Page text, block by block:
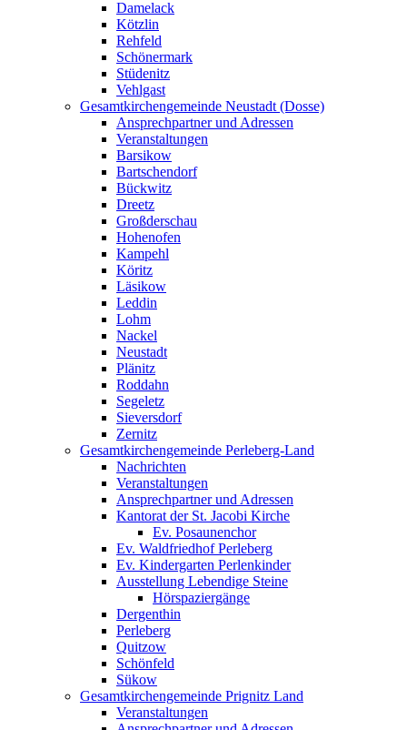
Damelack
Kötzlin
Rehfeld
Schönermark
Stüdenitz
Vehlgast
Gesamtkirchengemeinde Neustadt (Dosse)
Ansprechpartner und Adressen
Veranstaltungen
Barsikow
Bartschendorf
Bückwitz
Dreetz
Großderschau
Hohenofen
Kampehl
Köritz
Läsikow
Leddin
Lohm
Nackel
Neustadt
Plänitz
Roddahn
Segeletz
Sieversdorf
Zernitz
Gesamtkirchengemeinde Perleberg-Land
Nachrichten
Veranstaltungen
Ansprechpartner und Adressen
Kantorat der St. Jacobi Kirche
Ev. Posaunenchor
Ev. Waldfriedhof Perleberg
Ev. Kindergarten Perlenkinder
Ausstellung Lebendige Steine
Hörspaziergänge
Dergenthin
Perleberg
Quitzow
Schönfeld
Sükow
Gesamtkirchengemeinde Prignitz Land
Veranstaltungen